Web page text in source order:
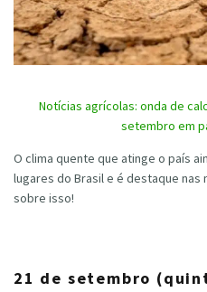
Notícias agrícolas: onda de
setembro em
O clima quente que atinge o país
lugares do Brasil e é destaque nas
sobre isso!
21 de setembro